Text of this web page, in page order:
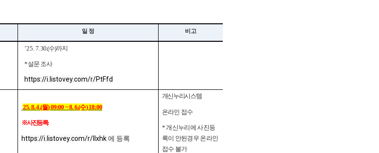
일 정 비고
’25. 7. 30.(수)까지
*설문조사
https://i.listovey.com/r/PtFfd
’25. 8. 4.(월) 09:00 ~ 8. 6.(수) 18:00
※ 사진등록:
https://i.listovey.com/r/lIxhk 에 등록
개신누리시스템
온라인 접수
* 개신누리에 사진등
록이 안된경우 온라인
접수 불가